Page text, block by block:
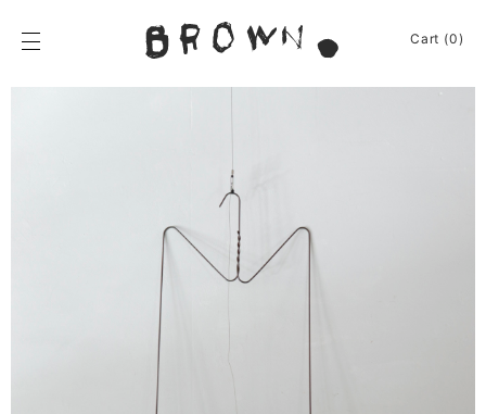
content
BROWN.
Furniture
Chair
Cart (0)